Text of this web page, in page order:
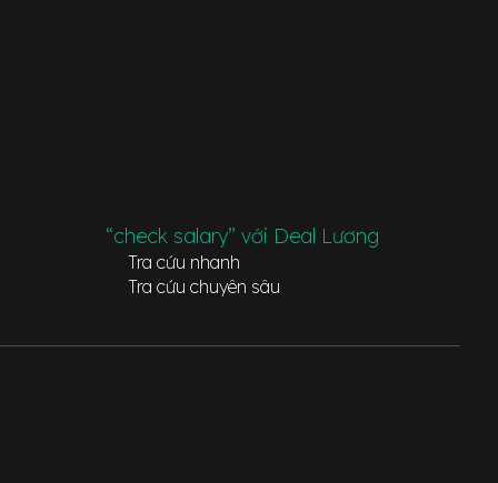
“check salary” với Deal Lương
Tra cứu nhanh
Tra cứu chuyên sâu